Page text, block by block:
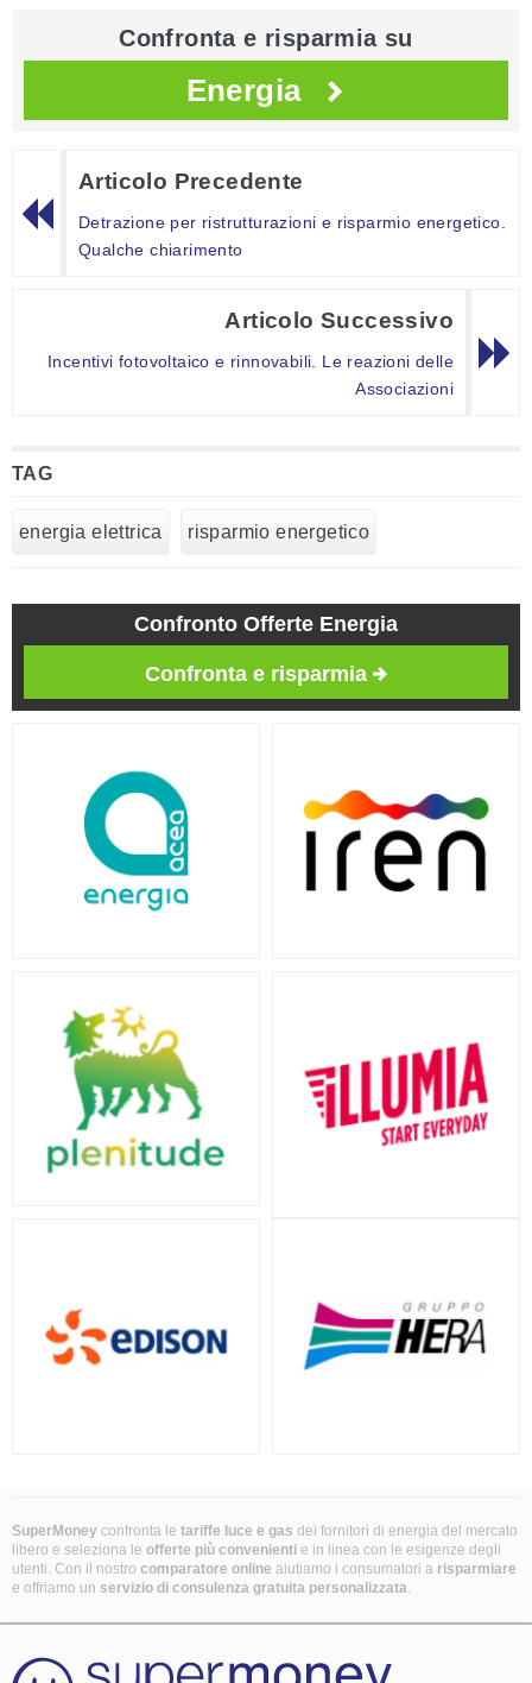
Confronta e risparmia su
Energia
Articolo Precedente
Detrazione per ristrutturazioni e risparmio energetico.
Qualche chiarimento
Articolo Successivo
Incentivi fotovoltaico e rinnovabili. Le reazioni delle
Associazioni
TAG
energia elettrica risparmio energetico
Confronto Offerte Energia
Confronta e risparmia
SuperMoney confronta le tariffe luce e gas dei fornitori di energia del mercato
libero e seleziona le offerte più convenienti e in linea con le esigenze degli
utenti. Con il nostro comparatore online aiutiamo i consumatori a risparmiare
e offriamo un servizio di consulenza gratuita personalizzata.